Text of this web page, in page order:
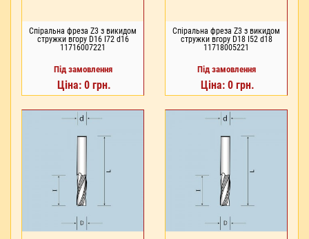
Спіральна фреза Z3 з викидом
стружки вгору D16 I72 d16
11716007221
Під замовлення
Ціна: 0 грн.
Спіральна фреза Z3 з викидом
стружки вгору D18 I52 d18
11718005221
Під замовлення
Ціна: 0 грн.